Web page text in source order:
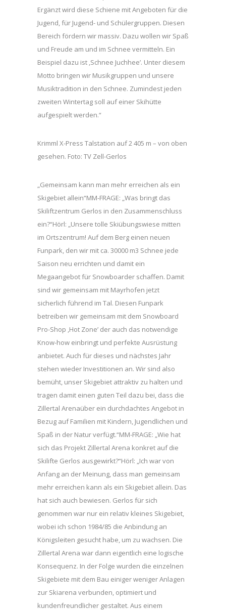
Ergänzt wird diese Schiene mit Angeboten für die
Jugend, für Jugend- und Schülergruppen. Diesen
Bereich fördern wir massiv. Dazu wollen wir Spaß
und Freude am und im Schnee vermitteln. Ein
Beispiel dazu ist ,Schnee Juchhee’. Unter diesem
Motto bringen wir Musikgruppen und unsere
Musiktradition in den Schnee. Zumindest jeden
zweiten Wintertag soll auf einer Skihütte
aufgespielt werden.“
Krimml X-Press Talstation auf 2 405 m – von oben
gesehen. Foto: TV Zell-Gerlos
„Gemeinsam kann man mehr erreichen als ein
Skigebiet allein“MM-FRAGE: „Was bringt das
Skiliftzentrum Gerlos in den Zusammenschluss
ein?“Hörl: „Unsere tolle Skiübungswiese mitten
im Ortszentrum! Auf dem Berg einen neuen
Funpark, den wir mit ca. 30000 m3 Schnee jede
Saison neu errichten und damit ein
Megaangebot für Snowboarder schaffen. Damit
sind wir gemeinsam mit Mayrhofen jetzt
sicherlich führend im Tal. Diesen Funpark
betreiben wir gemeinsam mit dem Snowboard
Pro-Shop ,Hot Zone’ der auch das notwendige
Know-how einbringt und perfekte Ausrüstung
anbietet. Auch für dieses und nächstes Jahr
stehen wieder Investitionen an. Wir sind also
bemüht, unser Skigebiet attraktiv zu halten und
tragen damit einen guten Teil dazu bei, dass die
Zillertal Arenaüber ein durchdachtes Angebot in
Bezug auf Familien mit Kindern, Jugendlichen und
Spaß in der Natur verfügt.“MM-FRAGE: „Wie hat
sich das Projekt Zillertal Arena konkret auf die
Skilifte Gerlos ausgewirkt?“Hörl: „Ich war von
Anfang an der Meinung, dass man gemeinsam
mehr erreichen kann als ein Skigebiet allein. Das
hat sich auch bewiesen. Gerlos für sich
genommen war nur ein relativ kleines Skigebiet,
wobei ich schon 1984/85 die Anbindung an
Königsleiten gesucht habe, um zu wachsen. Die
Zillertal Arena war dann eigentlich eine logische
Konsequenz. In der Folge wurden die einzelnen
Skigebiete mit dem Bau einiger weniger Anlagen
zur Skiarena verbunden, optimiert und
kundenfreundlicher gestaltet. Aus einem